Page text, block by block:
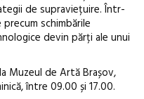
de supraviețuire. Într-
schimbările
devin părți ale unui
Muzeul de Artă Brașov,
între 09.00 și 17.00.